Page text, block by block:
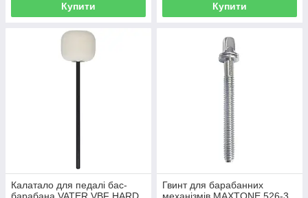
Купити Купити
Калатало для педалі бас-
Гвинт для барабанних